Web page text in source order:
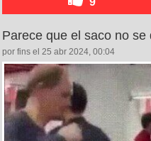
Parece que el saco no se
por fins el 25 abr 2024, 00:04